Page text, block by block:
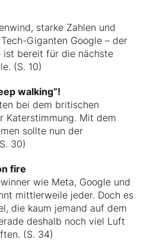
starke Zahlen und
Giganten Google – der
ist bereit für die nächste
(S. 10)
walking“!
bei dem britischen
Katerstimmung. Mit dem
sollte nun der
30)
fire
wie Meta, Google und
mittlerweile jeder. Doch es
die kaum jemand auf dem
deshalb noch viel Luft
(S. 34)